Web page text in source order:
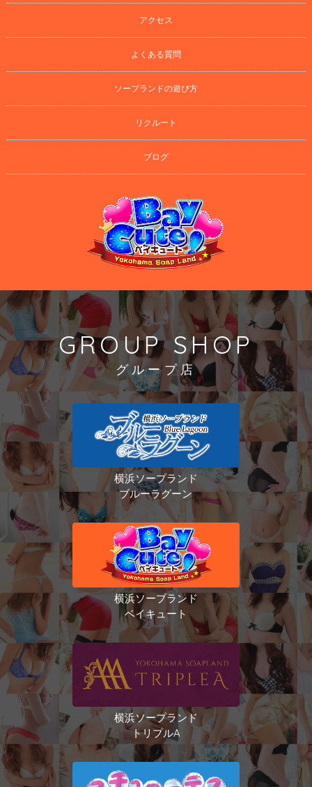
アクセス
よくある質問
ソープランドの遊び方
リクルート
ブログ
GROUP SHOP
グループ店
横浜ソープランド
ブルーラグーン
横浜ソープランド
ベイキュート
横浜ソープランド
トリプルA